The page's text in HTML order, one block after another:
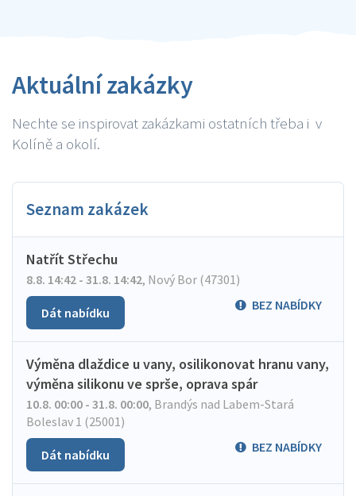
Aktuální zakázky
Nechte se inspirovat zakázkami ostatních třeba i v
Kolíně a okolí.
Seznam zakázek
Natřít Střechu
8.8. 14:42 - 31.8. 14:42, Nový Bor (47301)
BEZ NABÍDKY
Dát nabídku
Výměna dlaždice u vany, osilikonovat hranu vany,
výměna silikonu ve sprše, oprava spár
10.8. 00:00 - 31.8. 00:00, Brandýs nad Labem-Stará
Boleslav 1 (25001)
BEZ NABÍDKY
Dát nabídku